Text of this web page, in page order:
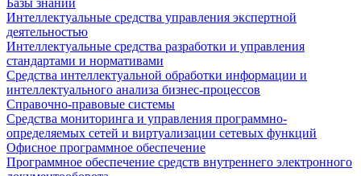
Базы знаний
Интеллектуальные средства управления экспертной
деятельностью
Интеллектуальные средства разработки и управления
стандартами и нормативами
Средства интеллектуальной обработки информации и
интеллектуального анализа бизнес-процессов
Справочно-правовые системы
Средства мониторинга и управления программно-
определяемых сетей и виртуализации сетевых функций
Офисное программное обеспечение
Программное обеспечение средств внутреннего электронного